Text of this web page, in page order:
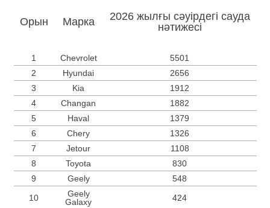
Орын Марка
2026 жылғы сәуірдегі сауда
нәтижесі
1 Chevrolet
5501
2
Hyundai
2656
3
Kia
1912
4
Changan
1882
5
Haval
1379
6
Chery
1326
7
Jetour
1108
8
Toyota
830
9
Geely
548
10
Geely
Galaxy
424